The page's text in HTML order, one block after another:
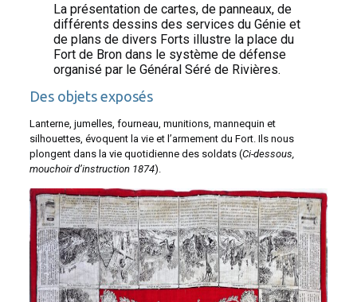
La présentation de cartes, de panneaux, de
différents dessins des services du Génie et
de plans de divers Forts illustre la place du
Fort de Bron dans le système de défense
organisé par le Général Séré de Rivières.
Des objets exposés
Lanterne, jumelles, fourneau, munitions, mannequin et
silhouettes, évoquent la vie et l’armement du Fort. Ils nous
plongent dans la vie quotidienne des soldats (Ci-dessous,
mouchoir d’instruction 1874).